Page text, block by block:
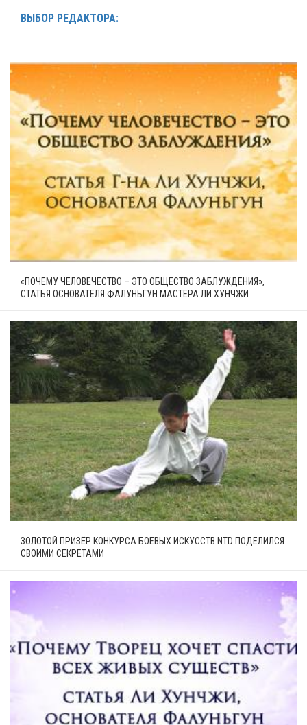
ВЫБОР РЕДАКТОРА:
«ПОЧЕМУ ЧЕЛОВЕЧЕСТВО – ЭТО ОБЩЕСТВО ЗАБЛУЖДЕНИЯ»,
СТАТЬЯ ОСНОВАТЕЛЯ ФАЛУНЬГУН МАСТЕРА ЛИ ХУНЧЖИ
ЗОЛОТОЙ ПРИЗЁР КОНКУРСА БОЕВЫХ ИСКУССТВ NTD ПОДЕЛИЛСЯ
СВОИМИ СЕКРЕТАМИ